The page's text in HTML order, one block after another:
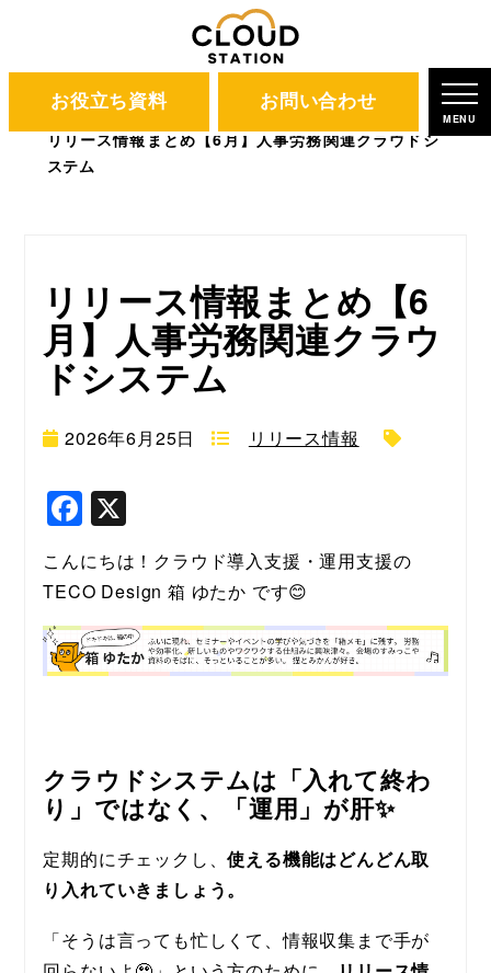
お役立ち資料 お問い合わせ
MENU
CLOUD STATION
ブログ
リリース情報まとめ【6月】人事労務関連クラウドシ
ステム
リリース情報まとめ【6
月】人事労務関連クラウ
ドシステム
2026年6月25日 リリース情報
F
a
c
e
b
o
こんにちは！クラウド導入支援・運用支援の
TECO Design 箱 ゆたか です😊
クラウドシステムは「入れて終わ
り」ではなく、「運用」が肝✨
定期的にチェックし、使える機能はどんどん取
り入れていきましょう。
「そうは言っても忙しくて、情報収集まで手が